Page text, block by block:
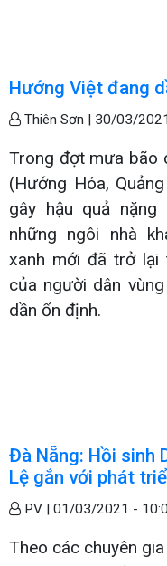
Hướng Việt đang
Thiên Sơn | 30/03/
Trong đợt mưa bão
(Hướng Hóa,
gây hậu quả nặng
những ngôi nhà
xanh mới đã trở lại
của người dân
dần ổn định.
Đà Nẵng: Hồi sinh
Lệ gắn với phát
PV | 01/03/2021 -
Theo các chuyên